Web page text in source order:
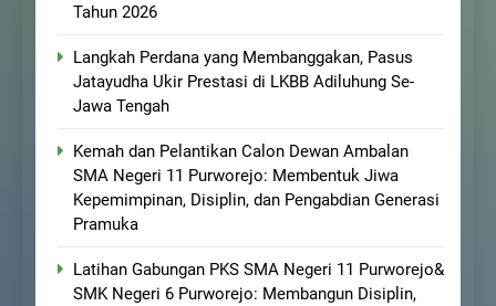
Tahun 2026
Langkah Perdana yang Membanggakan, Pasus
Jatayudha Ukir Prestasi di LKBB Adiluhung Se-
Jawa Tengah
Kemah dan Pelantikan Calon Dewan Ambalan
SMA Negeri 11 Purworejo: Membentuk Jiwa
Kepemimpinan, Disiplin, dan Pengabdian Generasi
Pramuka
Latihan Gabungan PKS SMA Negeri 11 Purworejo&
SMK Negeri 6 Purworejo: Membangun Disiplin,